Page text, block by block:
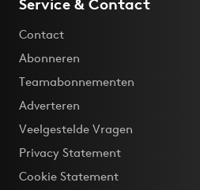
Service & Contact
Contact
Abonneren
Teamabonnementen
Adverteren
Veelgestelde Vragen
Privacy Statement
Cookie Statement